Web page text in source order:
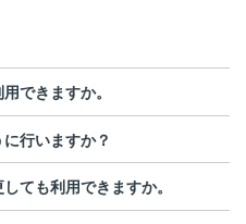
できますか。
行いますか？
ても利用できますか。